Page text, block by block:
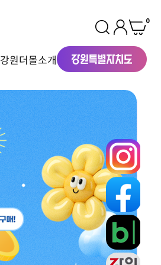
0
강원더몰소개